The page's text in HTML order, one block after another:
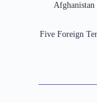
Five Foreign